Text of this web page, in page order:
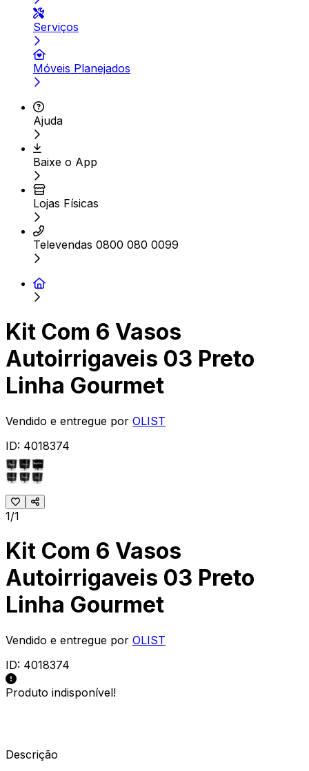
Serviços
Móveis Planejados
Ajuda
Baixe o App
Lojas Físicas
Televendas 0800 080 0099
Kit Com 6 Vasos
Autoirrigaveis 03 Preto
Linha Gourmet
Vendido e entregue por OLIST
ID: 4018374
1/1
Kit Com 6 Vasos
Autoirrigaveis 03 Preto
Linha Gourmet
Vendido e entregue por OLIST
ID: 4018374
Produto indisponível!
Descrição